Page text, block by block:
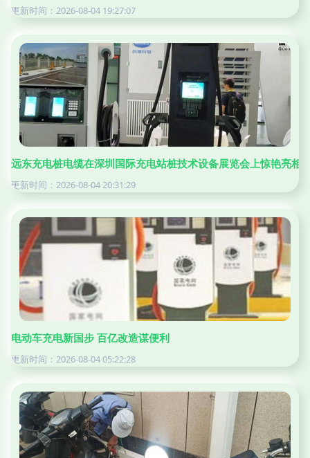
更新时间：2026-08-04 19:27:07
远东充电桩电缆在深圳国际充电站桩技术设备展览会上惊艳亮相
更新时间：2026-08-04 20:31:29
电动车充电新国步 百亿改造谋便利
更新时间：2026-08-04 05:22:28